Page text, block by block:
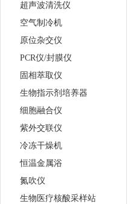
超声波清洗仪
空气制冷机
原位杂交仪
PCR仪/封膜仪
固相萃取仪
生物指示剂培养器
细胞融合仪
紫外交联仪
冷冻干燥机
恒温金属浴
氮吹仪
生物医疗核酸采样站